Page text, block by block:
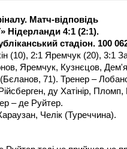
Матч-відповідь
4:1 (2:1).
стадіон. 100
(10), 2:1 Яремчук (20), 3:1
Яремчук, Кузнєцов,
71). Тренер –
ду Хатінір,
– де Руйтер.
Челік (Туреччина).